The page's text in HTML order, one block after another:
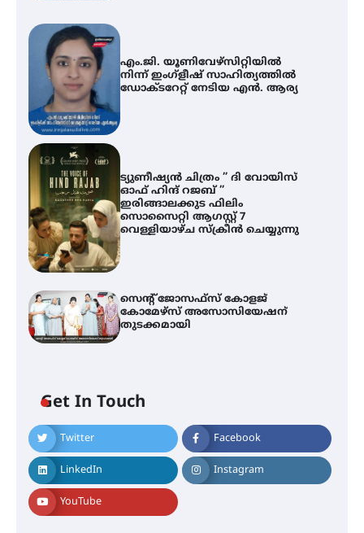
എം.ജി. യൂണിവേഴ്‌സിറ്റിയിൽ
നിന്ന് ഇംഗ്ളീഷ് സാഹിത്യത്തിൽ
ഡോക്ടറേറ്റ് നേടിയ എൻ. ആര്യ
ട്യുണീഷ്യൻ ചിത്രം ” ദി വോയിസ്
ഓഫ് ഹിന്ദ് റജബ് ”
ഇരിങ്ങാലക്കുട ഫിലിം
സൊസൈറ്റി ആഗസ്റ്റ് 7
വെള്ളിയാഴ്ച സ്‌ക്രീൻ ചെയ്യുന്നു
സെന്റ് ജോസഫ്സ് കോളജ്
കോമേഴ്‌സ് അസോസിയേഷന്
തുടക്കമായി
Get In Touch
Twitter Facebook
LinkedIn Instagram
YouTube
ട്യുണീഷ്യൻ ചിത്രം ” ദി വോയിസ്
ഓഫ് ഹിന്ദ് റജബ് ” ഇരിങ്ങാലക്കുട
ഫിലിം സൊസൈറ്റി ആഗസ്റ്റ് 7
വെള്ളിയാഴ്ച സ്‌ക്രീൻ ചെയ്യുന്നു